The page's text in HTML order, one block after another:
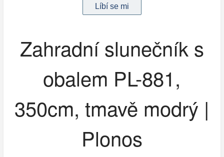
Zahradní slunečník s
obalem PL-881,
350cm, tmavě modrý |
Plonos